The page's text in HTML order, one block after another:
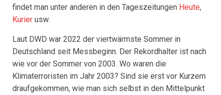
findet man unter anderen in den Tageszeitungen Heute,
Kurier usw.
Laut DWD war 2022 der viertwärmste Sommer in
Deutschland seit Messbeginn. Der Rekordhalter ist nach
wie vor der Sommer von 2003. Wo waren die
Klimaterroristen im Jahr 2003? Sind sie erst vor Kurzem
draufgekommen, wie man sich selbst in den Mittelpunkt